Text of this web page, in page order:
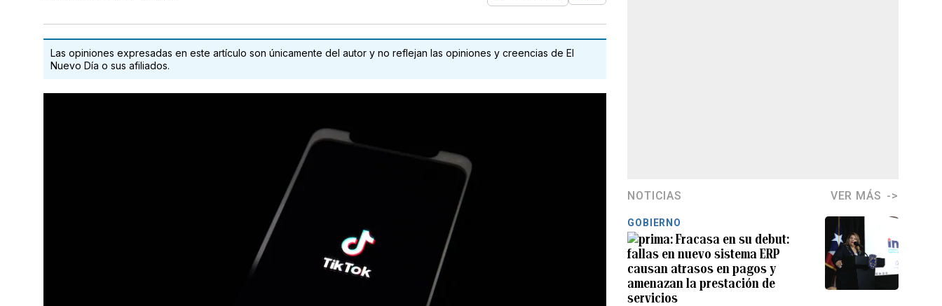
Las opiniones expresadas en este artículo son únicamente del autor y no reflejan las opiniones y creencias de El
Nuevo Día o sus afiliados.
NOTICIAS VER MÁS
GOBIERNO
Fracasa en su debut:
fallas en nuevo sistema ERP
causan atrasos en pagos y
amenazan la prestación de
servicios